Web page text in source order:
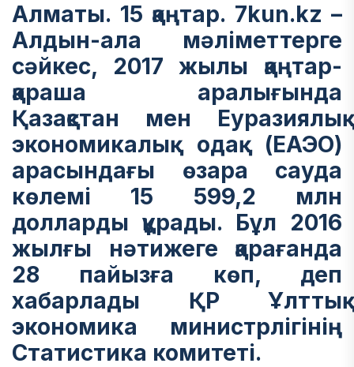
Алматы. 15 қаңтар. 7kun.kz –
Алдын-ала мәліметтерге
сәйкес, 2017 жылы қаңтар-
қараша аралығында
Қазақстан мен Еуразиялық
экономикалық одақ (ЕАЭО)
арасындағы өзара сауда
көлемі 15 599,2 млн
долларды құрады. Бұл 2016
жылғы нәтижеге қарағанда
28 пайызға көп, деп
хабарлады ҚР Ұлттық
экономика министрлігінің
Статистика комитеті.